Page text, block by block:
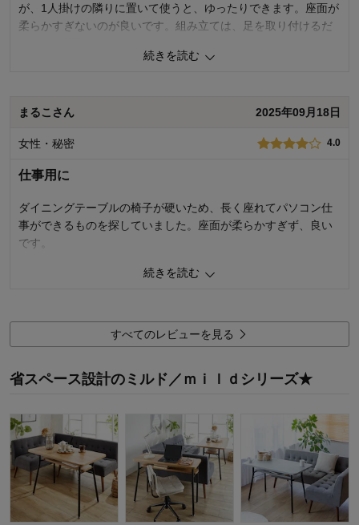
購入商品： グレー, スツール
使用場所：
リビング
購入のきっかけ：
ネットで見つけて
商品を使う人：
自分、配偶者、両親、子供、来客用、そ
の他
が、1人掛けの隣りに置いて使うと、ゆったりできます。座面が
柔らかすぎないのが良いです。組み立ては、足を取り付けるだ
使用感・使いやすさ
使用場所： ダイニング
購入のきっかけ：
ネットで見つけて
商品を使う人： 自分
続きを読む
まるこさん 2025年09月18日
女性・秘密 4.0
仕事用に
ダイニングテーブルの椅子が硬いため、長く座れてパソコン仕
事ができるものを探していました。座面が柔らかすぎず、良い
です。
人が参考になりました
機能
5.0
使用感・使いやすさ
5.0
購入商品：
サンドベージュ, 1人掛け
購入のきっかけ：
ネットで見つけて
商品を使う人： 自分
続きを読む
すべてのレビューを見る
省スペース設計のミルド／ｍｉｌｄシリーズ★